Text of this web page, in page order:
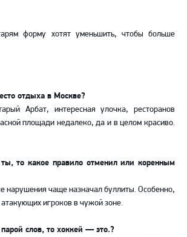
форму хотят уменьшить, чтобы больше
отдыха в Москве?
Арбат, интересная улочка, ресторанов
площади недалеко, да и в целом красиво.
то какое правило отменил или коренным
нарушения чаще назначал буллиты. Особенно,
игроков в чужой зоне.
слов, то хоккей — это.?